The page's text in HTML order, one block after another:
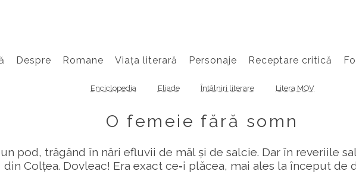
Despre Romane Viața literară Personaje Receptare critică
Enciclopedia Eliade Întâlniri literare Litera MOV
O femeie fără somn
pod, trâgând în nări efluvii de mâl și de salcie. Dar în reveriile
Colțea. Dovleac! Era exact ce‑i plăcea, mai ales la început de